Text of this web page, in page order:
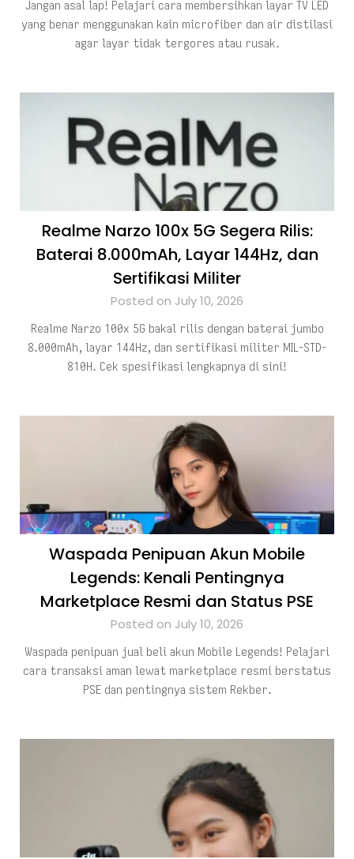
Jangan asal lap! Pelajari cara membersihkan layar TV LED
yang benar menggunakan kain microfiber dan air distilasi
agar layar tidak tergores atau rusak.
Realme Narzo 100x 5G Segera Rilis:
Baterai 8.000mAh, Layar 144Hz, dan
Sertifikasi Militer
Posted on July 10, 2026
Realme Narzo 100x 5G bakal rilis dengan baterai jumbo
8.000mAh, layar 144Hz, dan sertifikasi militer MIL-STD-
810H. Cek spesifikasi lengkapnya di sini!
Waspada Penipuan Akun Mobile
Legends: Kenali Pentingnya
Marketplace Resmi dan Status PSE
Posted on July 10, 2026
Waspada penipuan jual beli akun Mobile Legends! Pelajari
cara transaksi aman lewat marketplace resmi berstatus
PSE dan pentingnya sistem Rekber.